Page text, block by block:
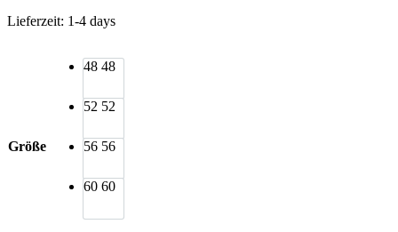
Lieferzeit: 1-4 days
Größe
48 48
52 52
56 56
60 60